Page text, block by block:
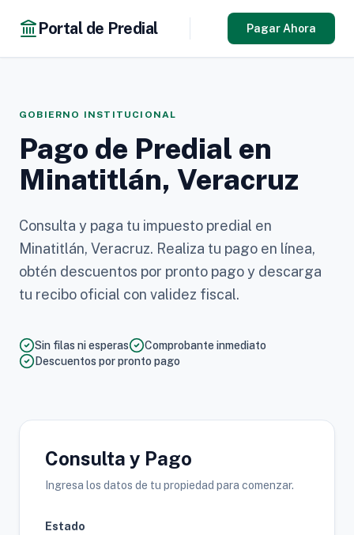
Portal de Predial Pagar Ahora
GOBIERNO INSTITUCIONAL
Pago de Predial en
Minatitlán, Veracruz
Consulta y paga tu impuesto predial en
Minatitlán, Veracruz. Realiza tu pago en línea,
obtén descuentos por pronto pago y descarga
tu recibo oficial con validez fiscal.
Sin filas ni esperas
Comprobante inmediato
Descuentos por pronto pago
Consulta y Pago
Ingresa los datos de tu propiedad para comenzar.
Estado